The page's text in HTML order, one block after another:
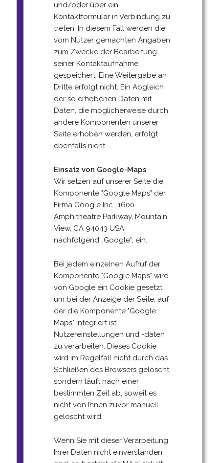
und/oder über ein
Kontaktformular in Verbindung zu
treten. In diesem Fall werden die
vom Nutzer gemachten Angaben
zum Zwecke der Bearbeitung
seiner Kontaktaufnahme
gespeichert. Eine Weitergabe an
Dritte erfolgt nicht. Ein Abgleich
der so erhobenen Daten mit
Daten, die möglicherweise durch
andere Komponenten unserer
Seite erhoben werden, erfolgt
ebenfalls nicht.
Einsatz von Google-Maps
Wir setzen auf unserer Seite die
Komponente "Google Maps" der
Firma Google Inc., 1600
Amphitheatre Parkway, Mountain
View, CA 94043 USA,
nachfolgend „Google“, ein.
Bei jedem einzelnen Aufruf der
Komponente "Google Maps" wird
von Google ein Cookie gesetzt,
um bei der Anzeige der Seite, auf
der die Komponente "Google
Maps" integriert ist,
Nutzereinstellungen und -daten
zu verarbeiten. Dieses Cookie
wird im Regelfall nicht durch das
Schließen des Browsers gelöscht,
sondern läuft nach einer
bestimmten Zeit ab, soweit es
nicht von Ihnen zuvor manuell
gelöscht wird.
Wenn Sie mit dieser Verarbeitung
Ihrer Daten nicht einverstanden